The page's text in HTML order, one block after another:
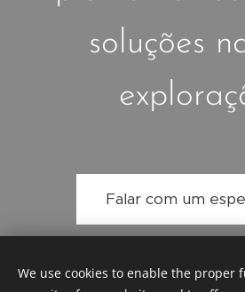
soluções
Falar com um
We use cookies to enable the proper